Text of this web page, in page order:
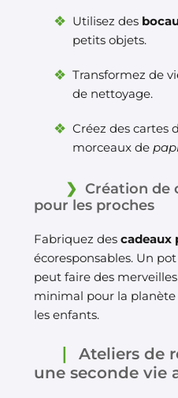
Utilisez des
petits objets.
Transformez de
de nettoyage.
Créez des cartes
morceaux de
Création de
pour les proches
Fabriquez des cadeaux
écoresponsables. Un
peut faire des
minimal pour la
les enfants.
Ateliers de
une seconde vie